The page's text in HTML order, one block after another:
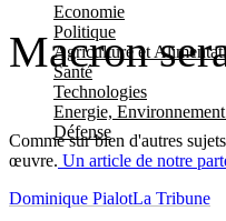
Economie
Politique
Agriculture et
Santé
Technologies
Energie,
Défense
Macron
Comme sur bien d'autres
œuvre. Un article de notre
Dominique PialotLa Tribune